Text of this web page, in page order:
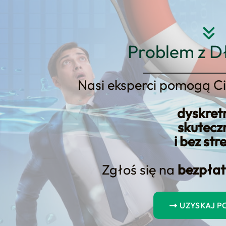
Problem z
Nasi eksperci pomogą
i bez
Zgłoś się na
UZYSKAJ
Strona główna O nas
na Start z Velobanku